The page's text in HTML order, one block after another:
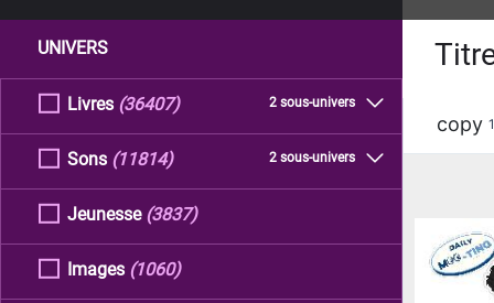
UNIVERS
Livres 2 sous-univers
(36407)
Sons 2 sous-univers
(11814)
Jeunesse (3837)
Images (1060)
copy